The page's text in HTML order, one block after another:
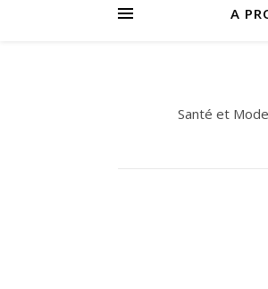
A
Santé et